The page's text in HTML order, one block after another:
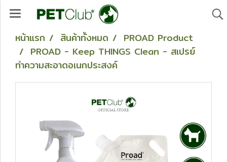
หน้าแรก สินค้าทั้งหมด
PROAD Product
PROAD - Keep THINGS Clean - สเปรย์
ทำความสะอาดอเนกประสงค์